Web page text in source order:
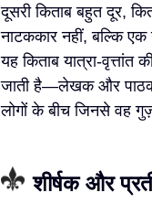
दूसरी किताब बहुत दूर,
नाटककार नहीं, बल्कि
यह किताब यात्रा-
जाती है—लेखक और
लोगों के बीच जिनसे वह
शीर्षक और